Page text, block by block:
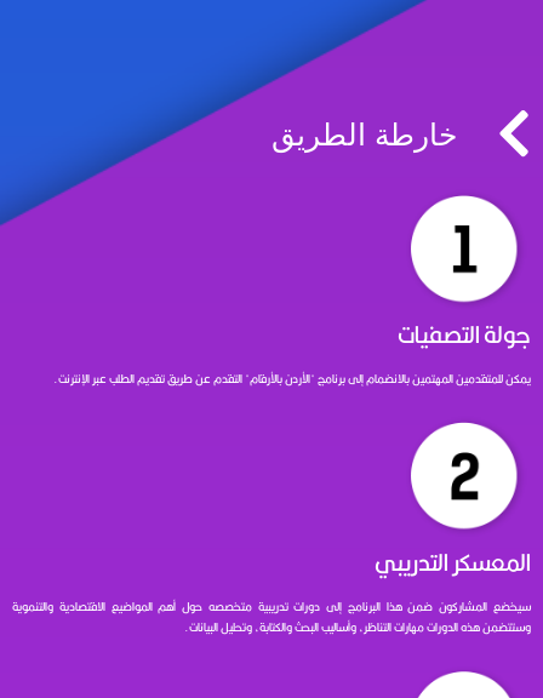
خارطة الطريق
جولة التصفيات
يمكن للمتقدمين المهتمين بالانضمام إلى برنامج "الأردن بالأرقام" التقدم عن طريق تقديم الطلب عبر الإنترنت.
المعسكر التدريبي
سيخضع المشاركون ضمن هذا البرنامج إلى دورات تدريبية متخصصه حول أهم المواضيع الاقتصادية والتنموية
وستتضمن هذه الدورات مهارات التناظر، وأساليب البحث والكتابة، وتحليل البيانات.